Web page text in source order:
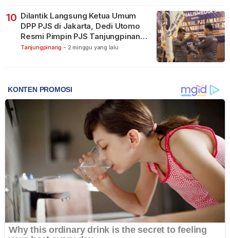
10 Dilantik Langsung Ketua Umum
DPP PJS di Jakarta, Dedi Utomo
Resmi Pimpin PJS Tanjungpinang-
Bintan
Tanjungpinang - 2 minggu yang lalu